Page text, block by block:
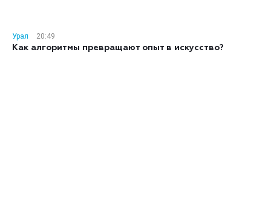
Урал
20:49
Как алгоритмы превращают опыт в искусство?